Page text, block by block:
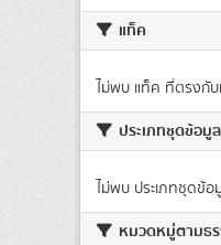
แท็ค
ไม่พบ แท็ค ที่ตรงกั
ประเภทชุดข้อมูล
ไม่พบ ประเภทชุดข้
หมวดหมู่ตามธ